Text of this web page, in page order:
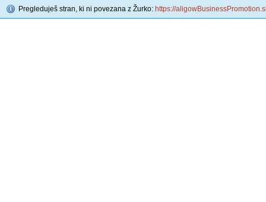
Pregleduješ stran, ki ni povezana z Žurko: https://